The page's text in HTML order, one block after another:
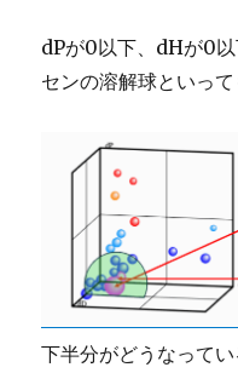
dPが0以下、dHが0
センの溶解球といって
下半分がどうなって